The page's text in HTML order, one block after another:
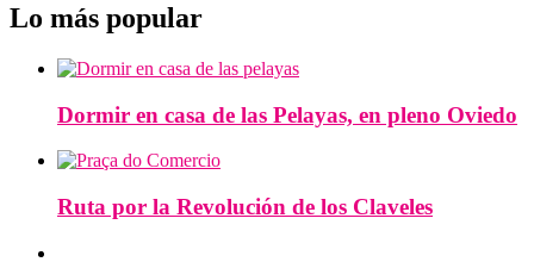
Lo más popular
Dormir en casa de las Pelayas, en pleno Oviedo
Ruta por la Revolución de los Claveles